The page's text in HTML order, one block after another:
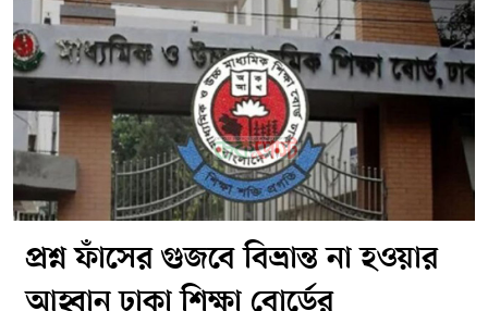
প্রশ্ন ফাঁসের গুজবে বিভ্রান্ত না হওয়ার
আহ্বান ঢাকা শিক্ষা বোর্ডের